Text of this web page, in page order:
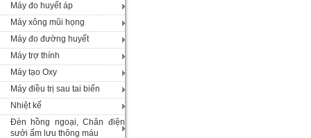
Máy đo huyết áp
Máy xông mũi họng
Máy đo đường huyết
Máy trợ thính
Máy tạo Oxy
Máy điều trị sau tai biến
Nhiệt kế
Đèn hồng ngoại, Chăn điện
sưởi ấm lưu thông máu